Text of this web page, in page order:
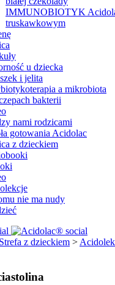
IMMUNOBIOTYK
truskawkowym
u dziecka
i jelita
a mikrobiota
bakterii
nami rodzicami
gotowania Acidolac
z dzieckiem
nie ma nudy
Strefa z dzieckiem >